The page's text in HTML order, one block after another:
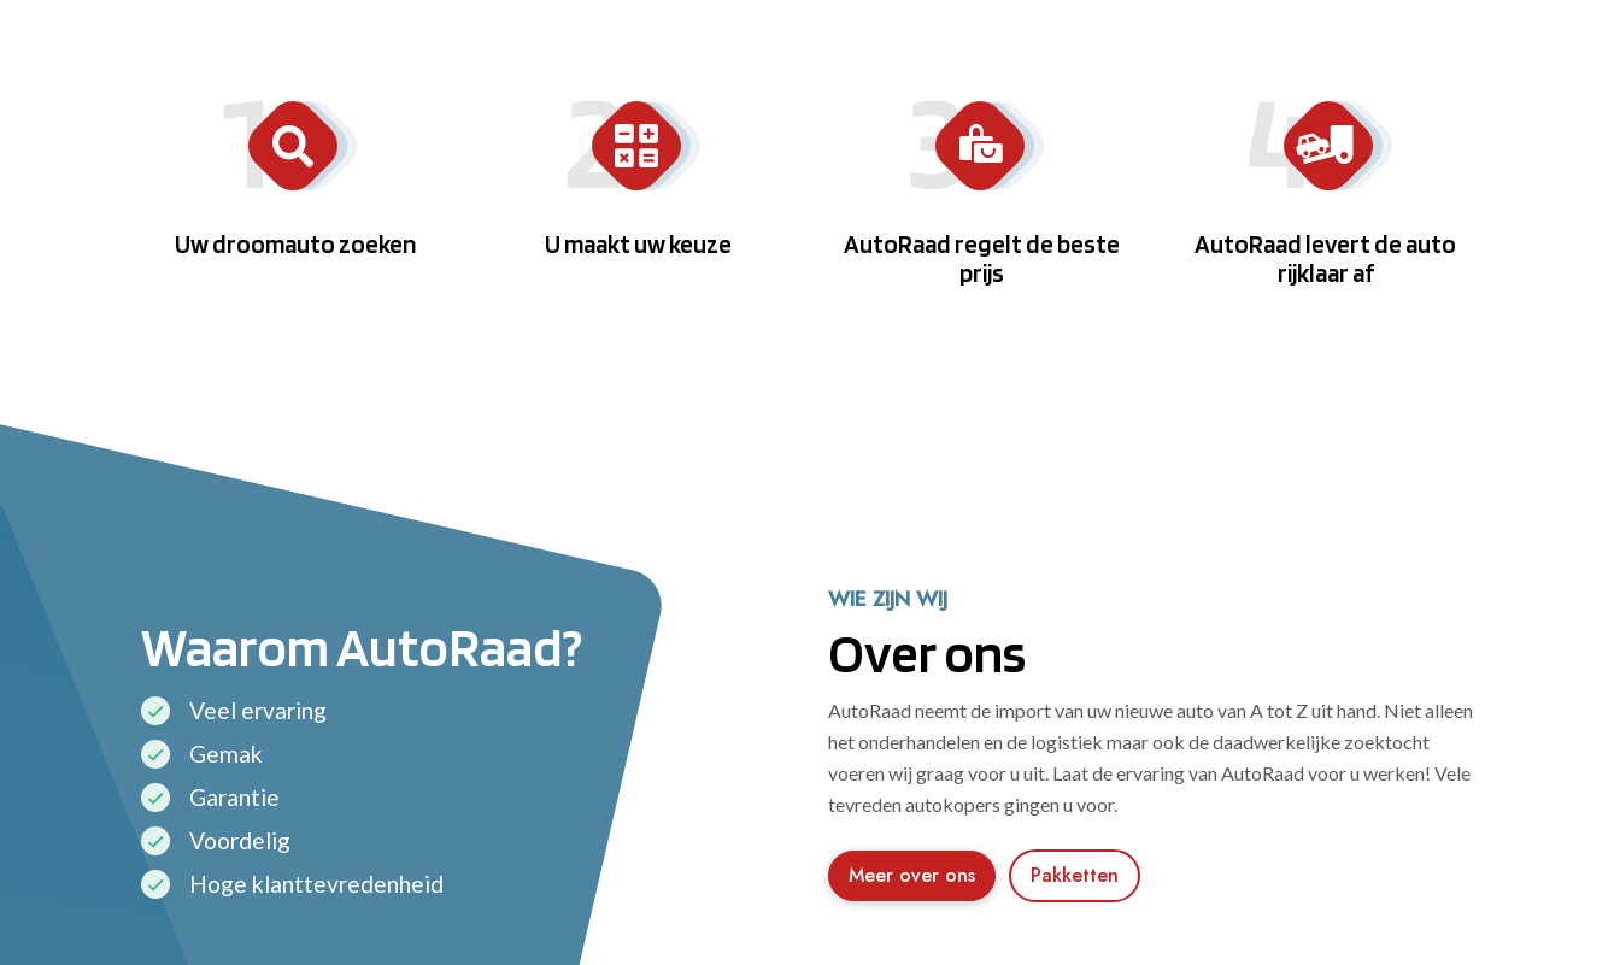
Uw droomauto zoeken U maakt uw keuze
AutoRaad regelt de beste
prijs
AutoRaad levert de auto
rijklaar af
Waarom AutoRaad?
Veel ervaring
Gemak
Garantie
Voordelig
Hoge klanttevredenheid
WIE ZIJN WIJ
Over ons
AutoRaad neemt de import van uw nieuwe auto van A tot Z uit hand. Niet alleen
het onderhandelen en de logistiek maar ook de daadwerkelijke zoektocht
voeren wij graag voor u uit. Laat de ervaring van AutoRaad voor u werken! Vele
tevreden autokopers gingen u voor.
Meer over ons Pakketten